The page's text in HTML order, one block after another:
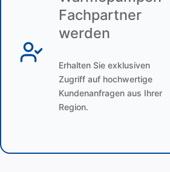
Fachpartner
werden
Erhalten Sie exklusiven
Zugriff auf hochwertige
Kundenanfragen aus Ihrer
Region.